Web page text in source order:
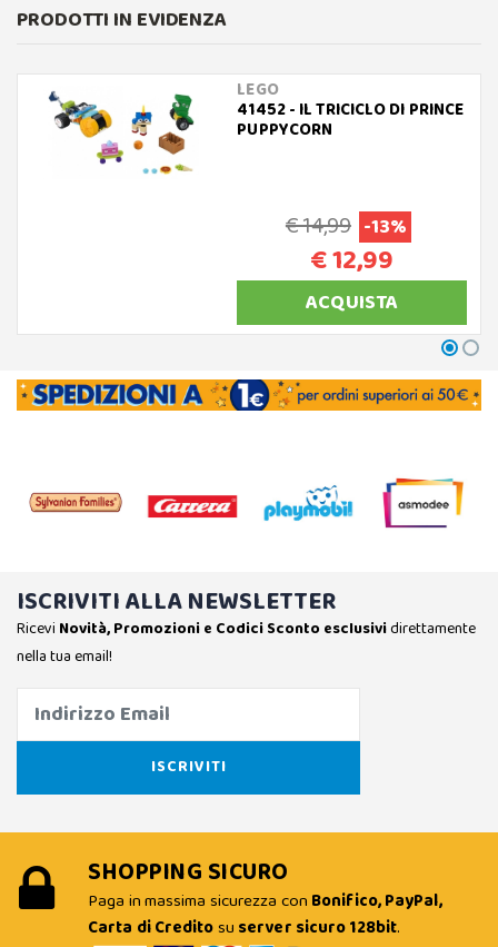
PRODOTTI IN EVIDENZA
LEGO
41452 - IL TRICICLO DI PRINCE
PUPPYCORN
€ 14,99 -13%
€ 12,99
ACQUISTA
ISCRIVITI ALLA NEWSLETTER
Ricevi Novità, Promozioni e Codici Sconto esclusividirettamente
nella tua email!
SHOPPING SICURO
Paga in massima sicurezza con Bonifico, PayPal,
Carta di Creditosu server sicuro 128bit.